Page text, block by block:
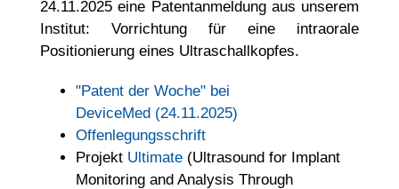
24.11.2025 eine Patentanmeldung aus unserem
Institut: Vorrichtung für eine intraorale
Positionierung eines Ultraschallkopfes.
"Patent der Woche" bei
DeviceMed (24.11.2025)
Offenlegungsschrift
Projekt Ultimate (Ultrasound for Implant
Monitoring and Analysis Through